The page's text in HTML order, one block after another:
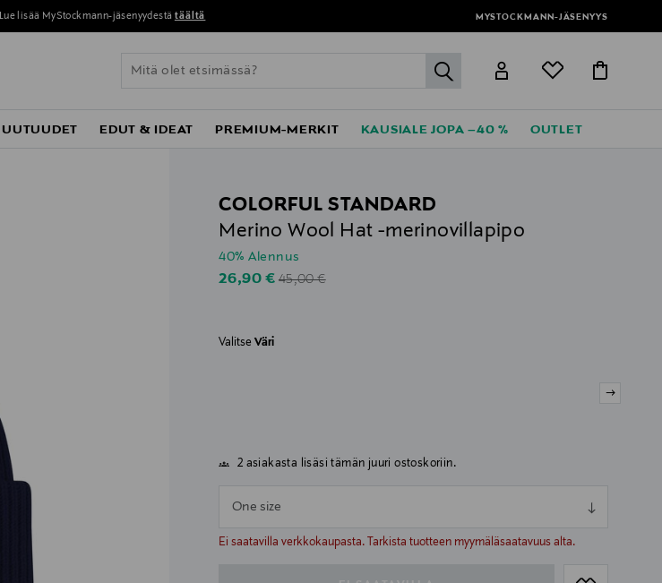
Lue lisää MyStockmann-jäsenyydestä täältä MYSTOCKMANN-JÄSENYYS
label.header.go
UUTUUDET EDUT & IDEAT PREMIUM-MERKIT KAUSIALE JOPA –40 % OUTLET
COLORFUL STANDARD
Merino Wool Hat -merinovillapipo
40% Alennus
Discounted Price
26,90 € Original Price
45,00 €
ValitseVäri
2 asiakasta lisäsi tämän juuri ostoskoriin.
One size
Ei saatavilla verkkokaupasta. Tarkista tuotteen myymäläsaatavuus alta.
null